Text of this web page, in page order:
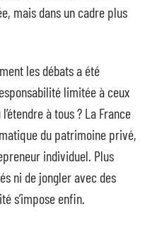
mais dans un cadre plus
les débats a été
limitée à ceux
à tous ? La France
du patrimoine privé,
individuel. Plus
ni de jongler avec des
s’impose enfin.